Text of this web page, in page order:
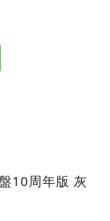
10周年版 灰